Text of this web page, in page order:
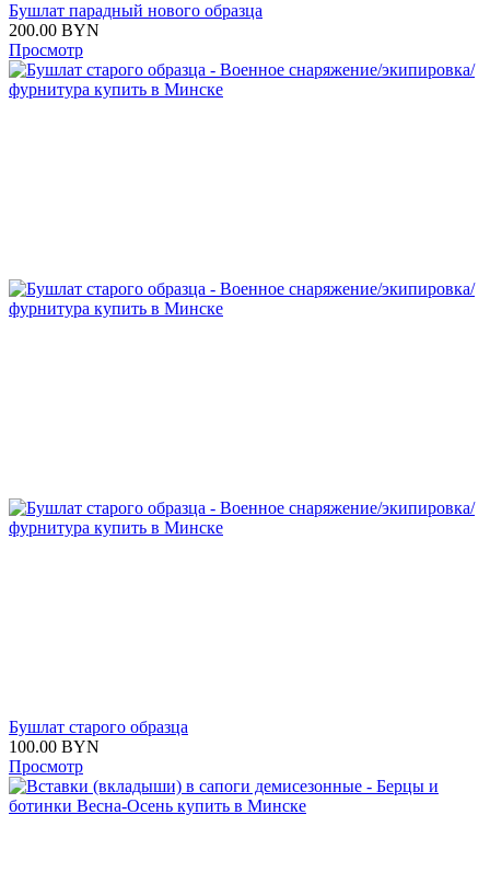
Бушлат парадный нового образца
200.00 BYN
Просмотр
Бушлат старого образца
100.00 BYN
Просмотр